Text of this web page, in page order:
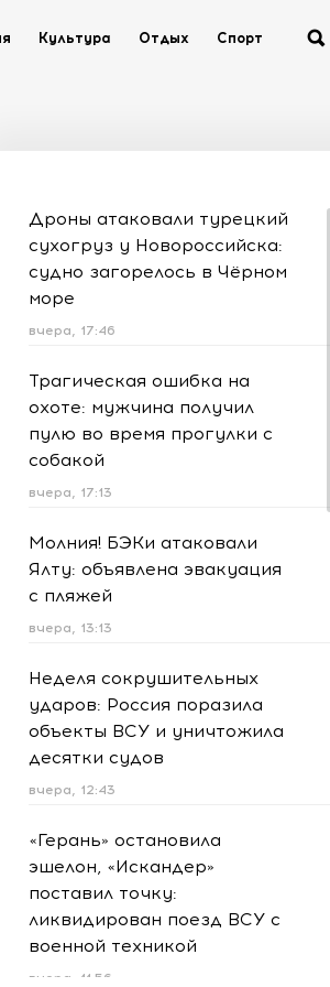
Культура Отдых Спорт
Дроны атаковали турецкий
сухогруз у Новороссийска:
судно загорелось в Чёрном
море
вчера, 17:46
Трагическая ошибка на
охоте: мужчина получил
пулю во время прогулки с
собакой
вчера, 17:13
Молния! БЭКи атаковали
Ялту: объявлена эвакуация
с пляжей
вчера, 13:13
Неделя сокрушительных
ударов: Россия поразила
объекты ВСУ и уничтожила
десятки судов
вчера, 12:43
«Герань» остановила
эшелон, «Искандер»
поставил точку:
ликвидирован поезд ВСУ с
военной техникой
вчера, 11:56